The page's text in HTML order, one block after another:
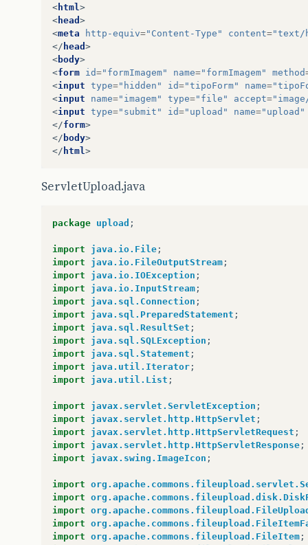
< html >
< head >
<meta http-equiv="Content-Type" content="text/
</ head >
<body>
<form id="formImagem" name="formImagem" method
<input type="hidden" id="tipoForm" name=
<input name="imagem" type="file" accept=
<input type="submit" id="upload" name="upload"
</form>
</ body>
</ html >
ServletUpload.java
package upload ;
import java.io.File ;
import
java.io.FileOutputStream ;
import
java.io.IOException ;
import
java.io.InputStream ;
import
java.sql.Connection ;
import
java.sql.PreparedStatement ;
import
java.sql.ResultSet ;
import
java.sql.SQLException ;
import
java.sql.Statement ;
import
java.util.Iterator ;
import
java.util.List ;
import javax.servlet.ServletException ;
import
javax.servlet.http.HttpServlet ;
import
javax.servlet.http.HttpServletRequest ;
import
javax.servlet.http.HttpServletResponse ;
import
javax.swing.ImageIcon ;
import
import
import
import
import org.apache.commons.fileupload.FileItem ;